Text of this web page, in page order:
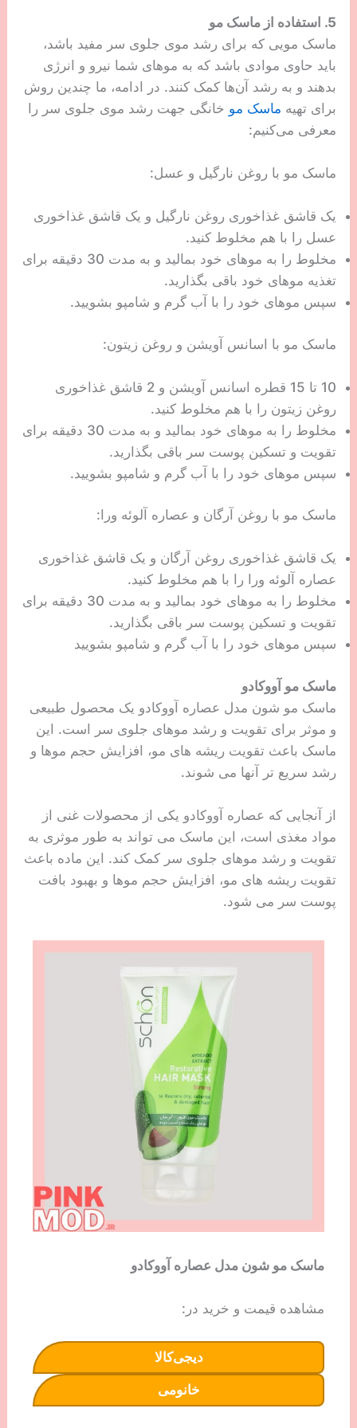
5. استفاده از ماسک مو
ماسک مویی که برای رشد موی جلوی سر مفید باشد،
باید حاوی موادی باشد که به موهای شما نیرو و انرژی
بدهند و به رشد آن‌ها کمک کنند. در ادامه، ما چندین روش
برای تهیه ماسک مو خانگی جهت رشد موی جلوی سر را
معرفی می‌کنیم:
ماسک مو با روغن نارگیل و عسل:
یک قاشق غذاخوری روغن نارگیل و یک قاشق غذاخوری
عسل را با هم مخلوط کنید.
مخلوط را به موهای خود بمالید و به مدت 30 دقیقه برای
تغذیه موهای خود باقی بگذارید.
سپس موهای خود را با آب گرم و شامپو بشویید.
ماسک مو با اسانس آویشن و روغن زیتون:
10 تا 15 قطره اسانس آویشن و 2 قاشق غذاخوری
روغن زیتون را با هم مخلوط کنید.
مخلوط را به موهای خود بمالید و به مدت 30 دقیقه برای
تقویت و تسکین پوست سر باقی بگذارید.
سپس موهای خود را با آب گرم و شامپو بشویید.
ماسک مو با روغن آرگان و عصاره آلوئه ورا:
یک قاشق غذاخوری روغن آرگان و یک قاشق غذاخوری
عصاره آلوئه ورا را با هم مخلوط کنید.
مخلوط را به موهای خود بمالید و به مدت 30 دقیقه برای
تقویت و تسکین پوست سر باقی بگذارید.
سپس موهای خود را با آب گرم و شامپو بشویید
ماسک مو آووکادو
ماسک مو شون مدل عصاره آووکادو یک محصول طبیعی
و موثر برای تقویت و رشد موهای جلوی سر است. این
ماسک باعث تقویت ریشه های مو، افزایش حجم موها و
رشد سریع تر آنها می شوند.
از آنجایی که عصاره آووکادو یکی از محصولات غنی از
مواد مغذی است، این ماسک می تواند به طور موثری به
تقویت و رشد موهای جلوی سر کمک کند. این ماده باعث
تقویت ریشه های مو، افزایش حجم موها و بهبود بافت
پوست سر می شود.
ماسک مو شون مدل عصاره آووکادو
مشاهده قیمت و خرید در:
دیجی‌کالا
خانومی